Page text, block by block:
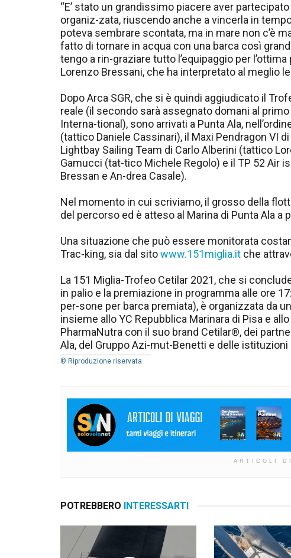
“E’ stato un grandissimo piacere aver
organiz-zata, riuscendo anche a vincerla in
poteva sembrare scontata, ma in mare non c’è
fatto di tornare in acqua con una barca così
tengo a rin-graziare tutto l’equipaggio per
Lorenzo Bressani, che ha interpretato al meglio
Dopo Arca SGR, che si è quindi aggiudicato il
reale (il secondo sarà assegnato domani al
Interna-tional), sono arrivati a Punta Ala,
(tattico Daniele Cassinari), il Maxi Pendragon VI
Lightbay Sailing Team di Carlo Alberini (tattico
Gamucci (tat-tico Michele Regolo) e il TP 52 Air
Bressan e An-drea Casale).
Nel momento in cui scriviamo, il grosso della
del percorso ed è atteso al Marina di Punta Ala a
Una situazione che può essere monitorata
Trac-king, sia dal sitowww.151miglia.it che
La 151 Miglia-Trofeo Cetilar 2021, che si
in palio e la premiazione in programma alle ore
per-sone per barca premiata), è organizzata da
insieme allo YC Repubblica Marinara di Pisa e
PharmaNutra con il suo brand Cetilar®, dei
Ala, del Gruppo Azi-mut-Benetti e delle istituzioni
© Riproduzione riservata
ARTICOLI
POTREBBERO INTERESSARTI